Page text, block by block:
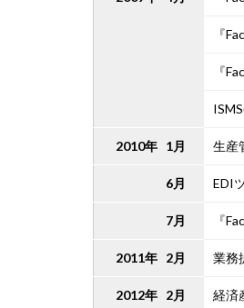
『
『
2010年 1月 生産
6月 EDI
7月 『
2011年 2月 業務
2012年 2月 経済